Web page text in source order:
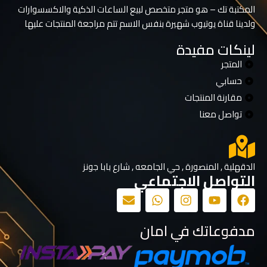
المكتبة تك – هو متجر متخصص لبيع الساعات الذكية والاكسسوارات
ولدينا قناة يوتيوب شهيرة بنفس الاسم تتم مراجعة المنتجات عليها
لينكات مفيدة
المتجر
حسابي
مقارنة المنتجات
تواصل معنا
الدقهلية , المنصورة , حي الجامعه , شارع بابا جونز
التواصل الاجتماعي
مدفوعاتك في امان